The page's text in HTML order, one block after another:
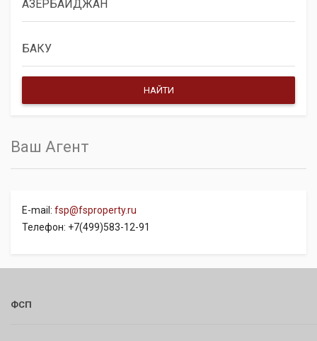
Ваш Агент
E-mail: fsp@fsproperty.ru
Телефон: +7(499)583-12-91
ФСП